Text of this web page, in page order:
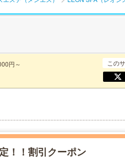
円～
この
！！割引クーポン